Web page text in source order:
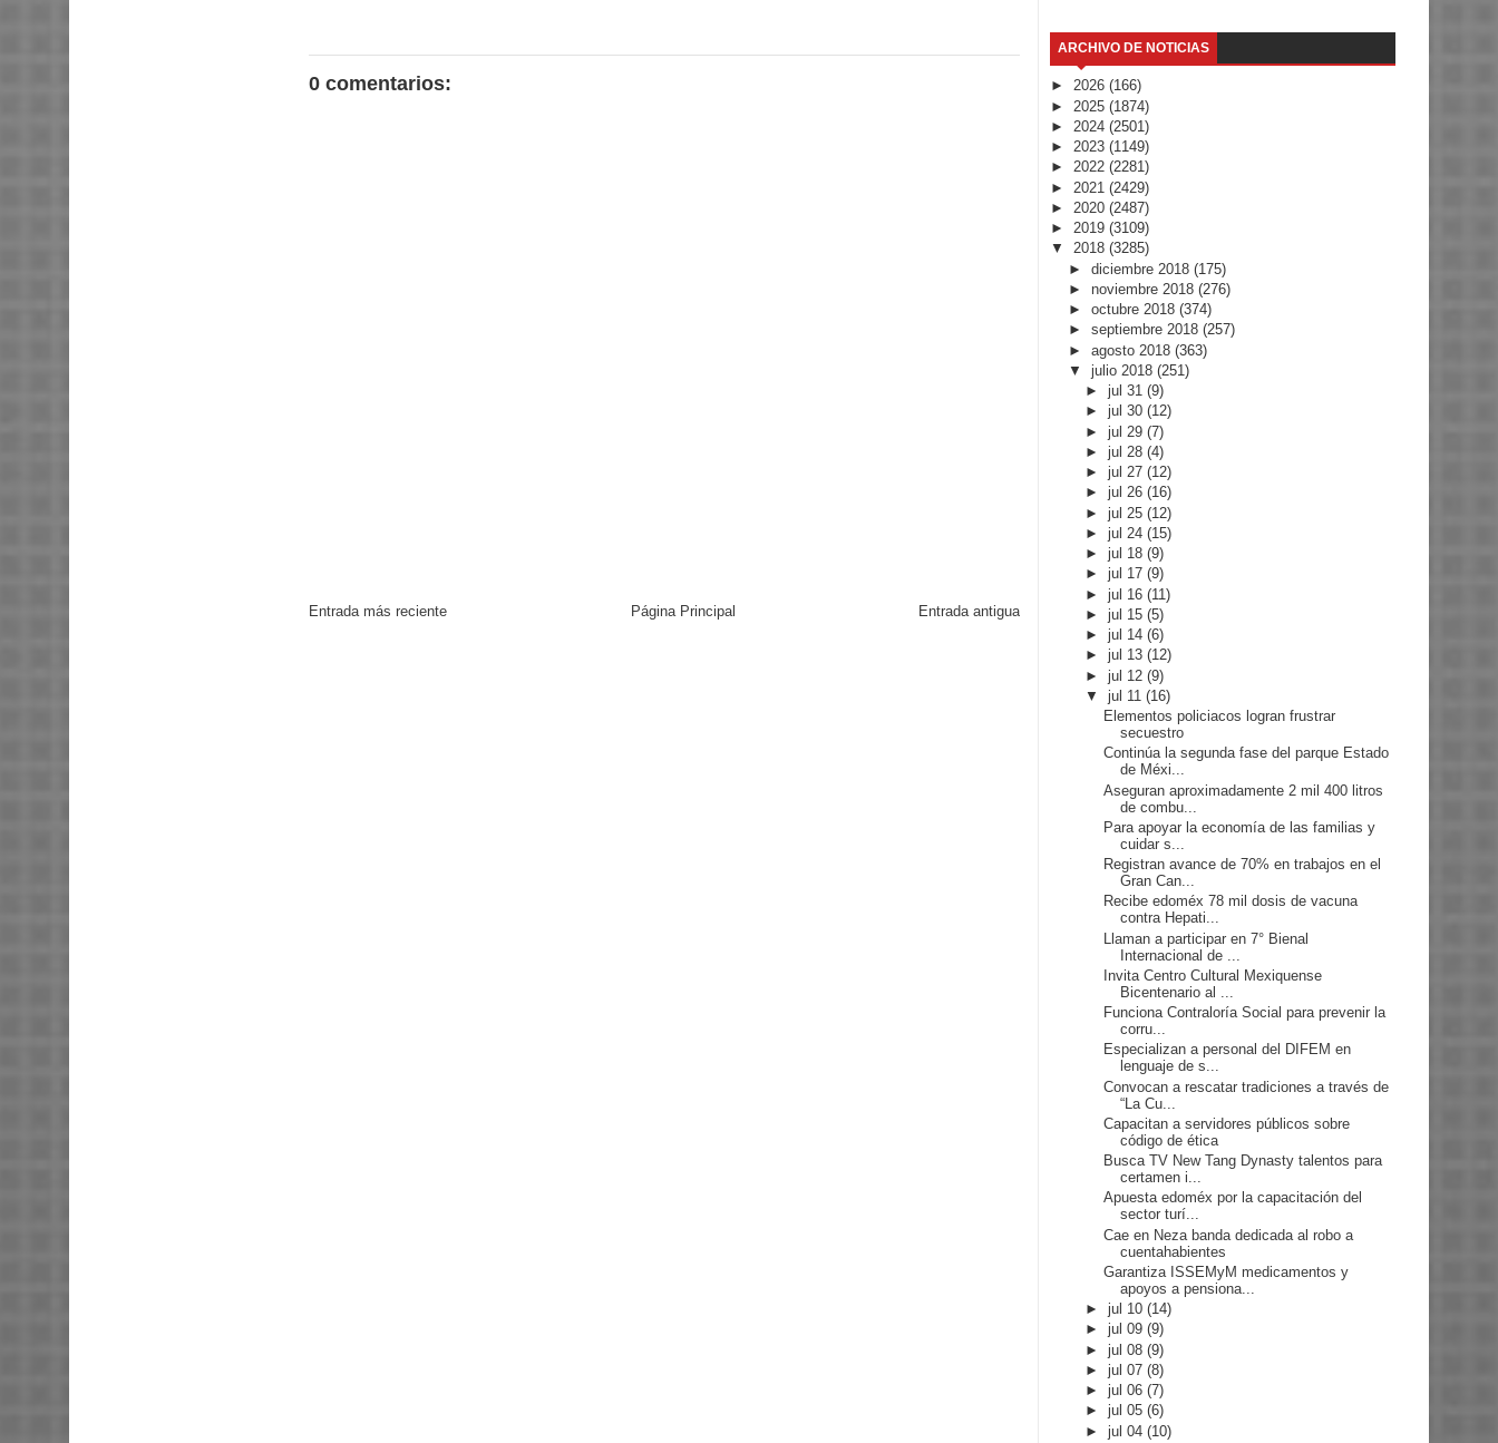
0 comentarios:
Entrada más reciente Entrada antigua
Página Principal
ARCHIVO DE NOTICIAS
► 2026 (166)
► 2025 (1874)
► 2024 (2501)
► 2023 (1149)
► 2022 (2281)
► 2021 (2429)
► 2020 (2487)
► 2019 (3109)
▼ 2018 (3285)
► diciembre 2018 (175)
► noviembre 2018 (276)
► octubre 2018 (374)
► septiembre 2018 (257)
► agosto 2018 (363)
▼ julio 2018 (251)
►jul 31(9)
►jul 30(12)
►jul 29(7)
►jul 28(4)
►jul 27(12)
►jul 26(16)
►jul 25(12)
►jul 24(15)
►jul 18(9)
►jul 17(9)
►jul 16(11)
►jul 15(5)
►jul 14(6)
►jul 13(12)
►jul 12(9)
▼jul 11(16)
Elementos policiacos logran frustrar
secuestro
Continúa la segunda fase del parque Estado
de Méxi...
Aseguran aproximadamente 2 mil 400 litros
de combu...
Para apoyar la economía de las familias y
cuidar s...
Registran avance de 70% en trabajos en el
Gran Can...
Recibe edoméx 78 mil dosis de vacuna
contra Hepati...
Llaman a participar en 7° Bienal
Internacional de ...
Invita Centro Cultural Mexiquense
Bicentenario al ...
Funciona Contraloría Social para prevenir la
corru...
Especializan a personal del DIFEM en
lenguaje de s...
Convocan a rescatar tradiciones a través de
“La Cu...
Capacitan a servidores públicos sobre
código de ética
Busca TV New Tang Dynasty talentos para
certamen i...
Apuesta edoméx por la capacitación del
sector turí...
Cae en Neza banda dedicada al robo a
cuentahabientes
Garantiza ISSEMyM medicamentos y
apoyos a pensiona...
►jul 10(14)
►jul 09(9)
►jul 08(9)
►jul 07(8)
►jul 06(7)
►jul 05(6)
►jul 04(10)